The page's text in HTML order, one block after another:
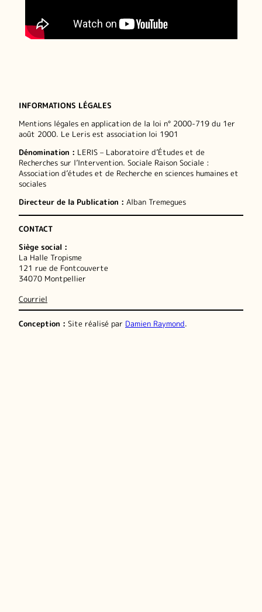
INFORMATIONS LÉGALES
Mentions légales en application de la loi n° 2000-719 du 1er
août 2000. Le Leris est association loi 1901
Dénomination : LERIS – Laboratoire d’Études et de
Recherches sur l’Intervention. Sociale Raison Sociale :
Association d’études et de Recherche en sciences humaines et
sociales
Directeur de la Publication : Alban Tremegues
CONTACT
Siège social :
La Halle Tropisme
121 rue de Fontcouverte
34070 Montpellier
Courriel
Conception : Site réalisé par Damien Raymond.